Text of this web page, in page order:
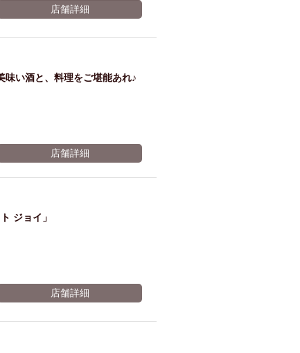
店舗詳細
味い酒と、料理をご堪能あれ♪
店舗詳細
ジョイ」
店舗詳細